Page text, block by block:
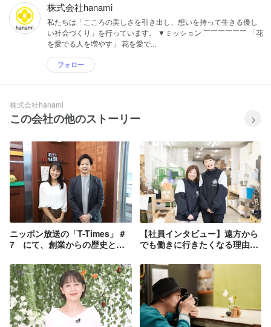
株式会社hanami
私たちは「こころの美しさを引き出し、想いを持って生きる優し
い社会づくり」を行っています。 ▼ミッション ￣￣￣￣￣￣ 「花
を愛でる人を増やす」 花を愛で...
フォロー
株式会社hanami
この会社の他のストーリー
ニッポン放送の「T-Times」＃
7 にて、創業からの歴史と理
【社員インタビュー】遠方から
でも働きに行きたくなる理由
らない女性リーダー